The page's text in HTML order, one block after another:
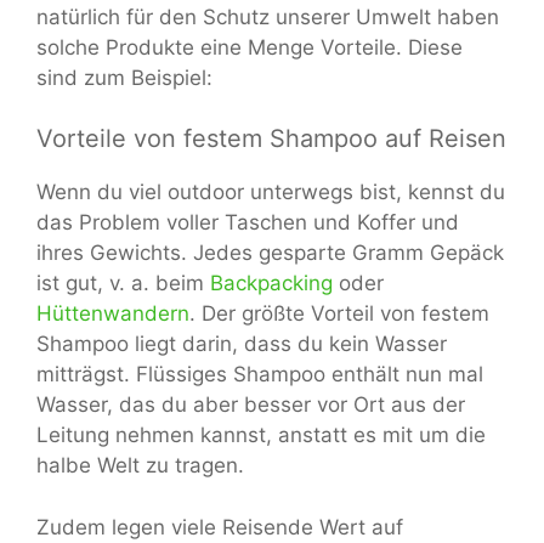
natürlich für den Schutz unserer Umwelt haben
solche Produkte eine Menge Vorteile. Diese
sind zum Beispiel:
Vorteile von festem Shampoo auf Reisen
Wenn du viel outdoor unterwegs bist, kennst du
das Problem voller Taschen und Koffer und
ihres Gewichts. Jedes gesparte Gramm Gepäck
ist gut, v. a. beim Backpacking oder
Hüttenwandern. Der größte Vorteil von festem
Shampoo liegt darin, dass du kein Wasser
mitträgst. Flüssiges Shampoo enthält nun mal
Wasser, das du aber besser vor Ort aus der
Leitung nehmen kannst, anstatt es mit um die
halbe Welt zu tragen.
Zudem legen viele Reisende Wert auf